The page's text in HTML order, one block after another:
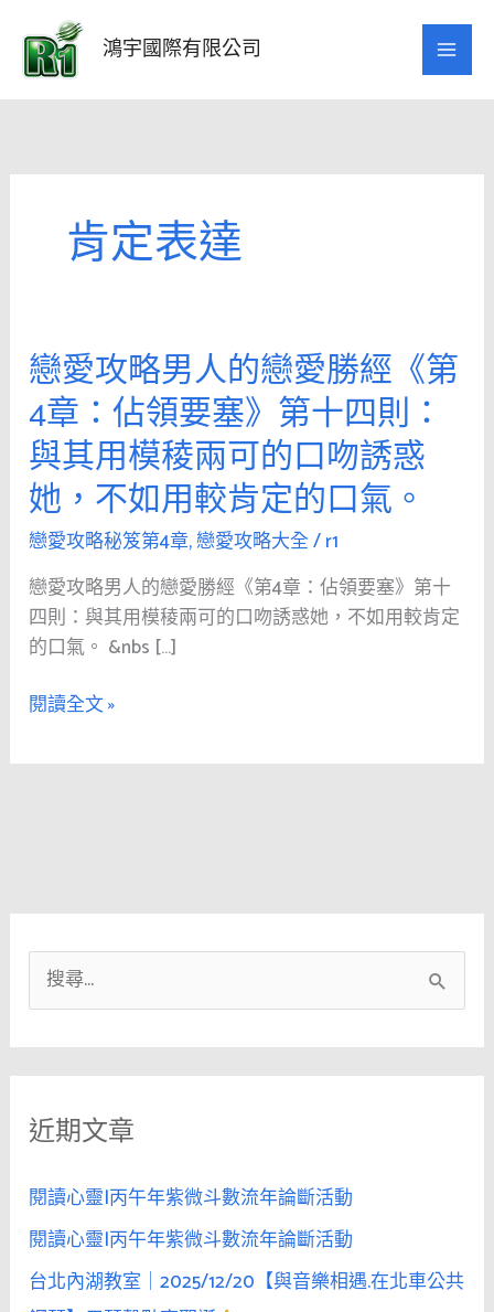
要
鴻宇國際有限公司
肯定表達
戀愛攻略男人的戀愛勝經《第
4章：佔領要塞》第十四則：
與其用模稜兩可的口吻誘惑
她，不如用較肯定的口氣。
戀愛攻略秘笈第4章,戀愛攻略大全/r1
戀愛攻略男人的戀愛勝經《第4章：佔領要塞》第十
四則：與其用模稜兩可的口吻誘惑她，不如用較肯定
的口氣。 &nbs […]
戀
愛
攻
略
男
人
的
戀
愛
勝
經
《第
4
四
則：
與
其
用
稜
可
的
口
吻
閱讀全文 »
尋
關
字
近期文章
閱讀心靈|丙午年紫微斗數流年論斷活動
閱讀心靈|丙午年紫微斗數流年論斷活動
台北內湖教室｜2025/12/20【與音樂相遇.在北車公共